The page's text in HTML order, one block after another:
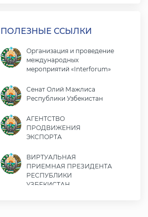
ПОЛЕЗНЫЕ ССЫЛКИ
Организация и проведение
международных
мероприятий «Interforum»
Сенат Олий Мажлиса
Республики Узбекистан
АГЕНТСТВО
ПРОДВИЖЕНИЯ
ЭКСПОРТА
ВИРТУАЛЬНАЯ
ПРИЕМНАЯ ПРЕЗИДЕНТА
РЕСПУБЛИКИ
УЗБЕКИСТАН